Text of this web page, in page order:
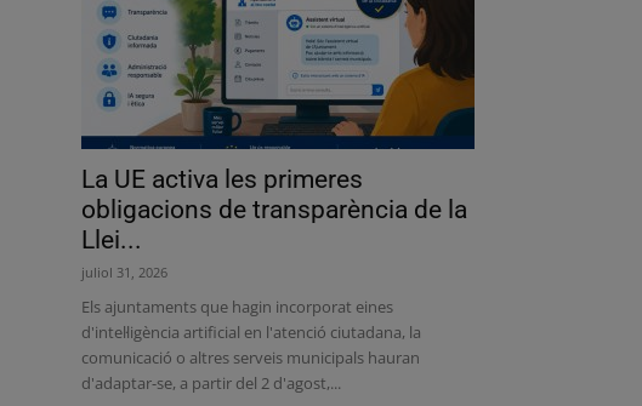
La UE activa les primeres
obligacions de transparència de la
Llei...
juliol 31, 2026
Els ajuntaments que hagin incorporat eines
d'intel·ligència artificial en l'atenció ciutadana, la
comunicació o altres serveis municipals hauran
d'adaptar-se, a partir del 2 d'agost,...